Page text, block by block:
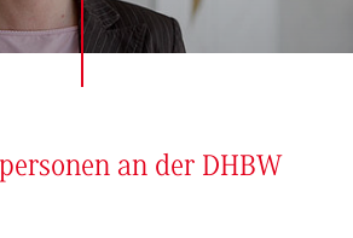
an der DHBW